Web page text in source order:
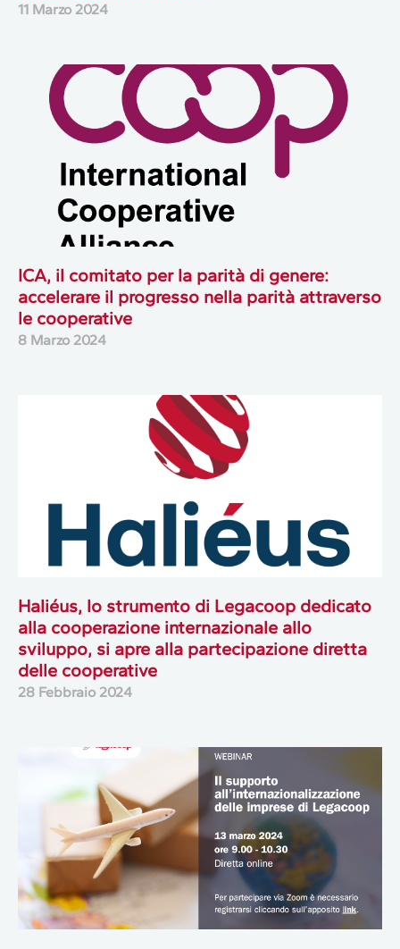
11 Marzo 2024
ICA, il comitato per la parità di genere:
accelerare il progresso nella parità attraverso
le cooperative
8 Marzo 2024
Haliéus, lo strumento di Legacoop dedicato
alla cooperazione internazionale allo
sviluppo, si apre alla partecipazione diretta
delle cooperative
28 Febbraio 2024